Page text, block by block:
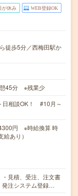
が休み WEB登録OK
徒歩5分／西梅田駅か
憩45分 ※残業少
相談OK！ #10月～
円 ※時給換算 時
あり）
・見積、受注、注文書
発注システム登録…